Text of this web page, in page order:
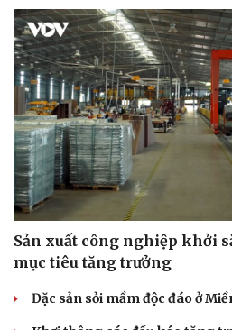
Cải chính
Sản xuất công nghiệp khởi
mục tiêu tăng trưởng
Đặc sản sỏi mầm độc đáo ở